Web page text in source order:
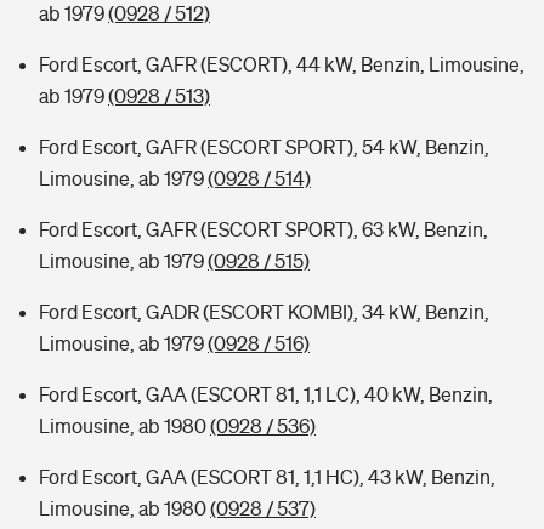
ab 1979(0928 / 512)
Ford Escort, GAFR (ESCORT), 44 kW, Benzin, Limousine,
ab 1979(0928 / 513)
Ford Escort, GAFR (ESCORT SPORT), 54 kW, Benzin,
Limousine, ab 1979(0928 / 514)
Ford Escort, GAFR (ESCORT SPORT), 63 kW, Benzin,
Limousine, ab 1979(0928 / 515)
Ford Escort, GADR (ESCORT KOMBI), 34 kW, Benzin,
Limousine, ab 1979(0928 / 516)
Ford Escort, GAA (ESCORT 81, 1,1 LC), 40 kW, Benzin,
Limousine, ab 1980(0928 / 536)
Ford Escort, GAA (ESCORT 81, 1,1 HC), 43 kW, Benzin,
Limousine, ab 1980(0928 / 537)